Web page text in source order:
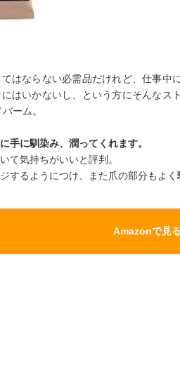
はならない必需品だけれど、仕事中
はいかないし、という方にそんなス
ーム。
手に馴染み、潤ってくれます。
て気持ちがいいと評判。
するようにつけ、また爪の部分もよく
Amazonで見る